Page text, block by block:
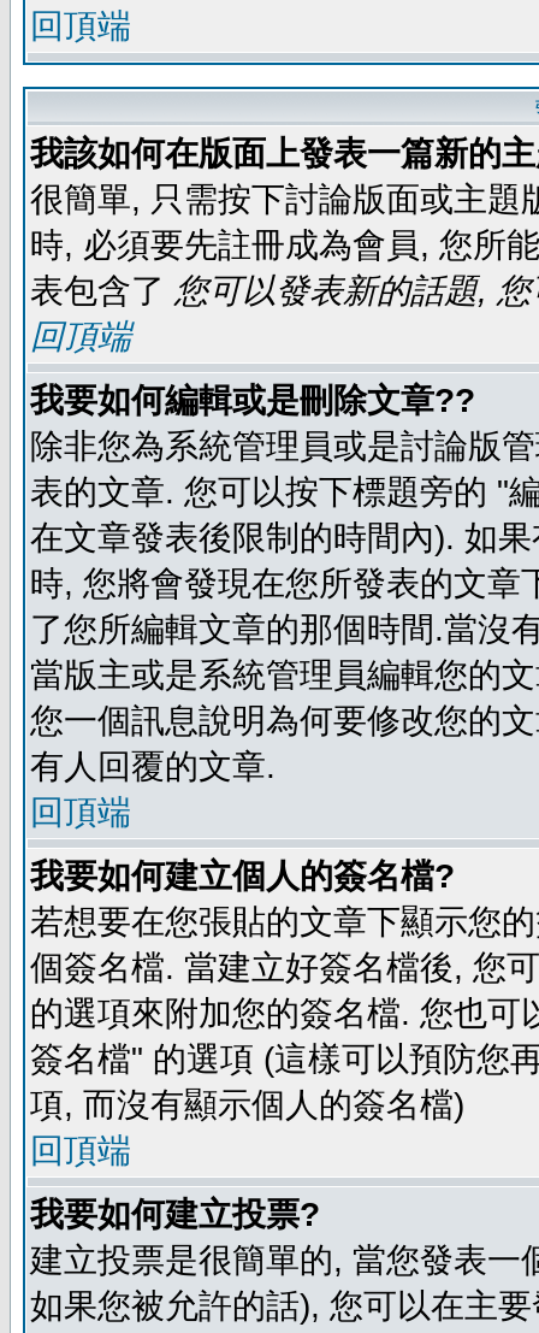
回頂端
我該如何在版面上發表一篇新的
很簡單, 只需按下討論版面或主
時, 必須要先註冊成為會員, 您所
表包含了 您可以發表新的話題,
回頂端
我要如何編輯或是刪除文章??
除非您為系統管理員或是討論版
表的文章. 您可以按下標題旁的 "
在文章發表後限制的時間內). 如
時, 您將會發現在您所發表的文
了您所編輯文章的那個時間.當沒
當版主或是系統管理員編輯您的
您一個訊息說明為何要修改您的
有人回覆的文章.
回頂端
我要如何建立個人的簽名檔?
若想要在您張貼的文章下顯示您
個簽名檔. 當建立好簽名檔後, 您
的選項來附加您的簽名檔. 您也
簽名檔" 的選項 (這樣可以預防您
項, 而沒有顯示個人的簽名檔)
回頂端
我要如何建立投票?
建立投票是很簡單的, 當您發表
如果您被允許的話), 您可以在主